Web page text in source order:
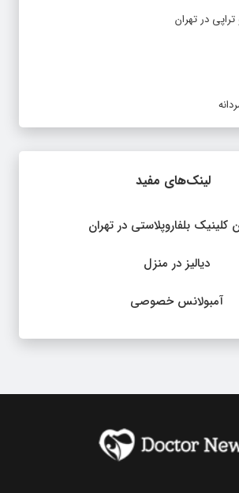
در تهران
لینک‌های مفید
کلینیک بلفاروپلاستی در تهران
دیالیز در منزل
آمبولانس خصوصی